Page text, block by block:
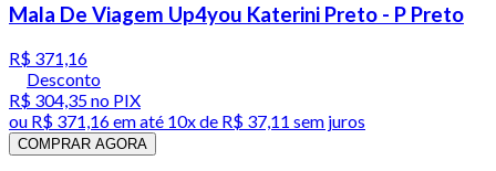
Mala De Viagem Up4you Katerini Preto - P Preto
R$ 371,16
Desconto
R$ 304,35no PIX
ou R$ 371,16em até 10x de R$ 37,11 sem juros
COMPRAR AGORA